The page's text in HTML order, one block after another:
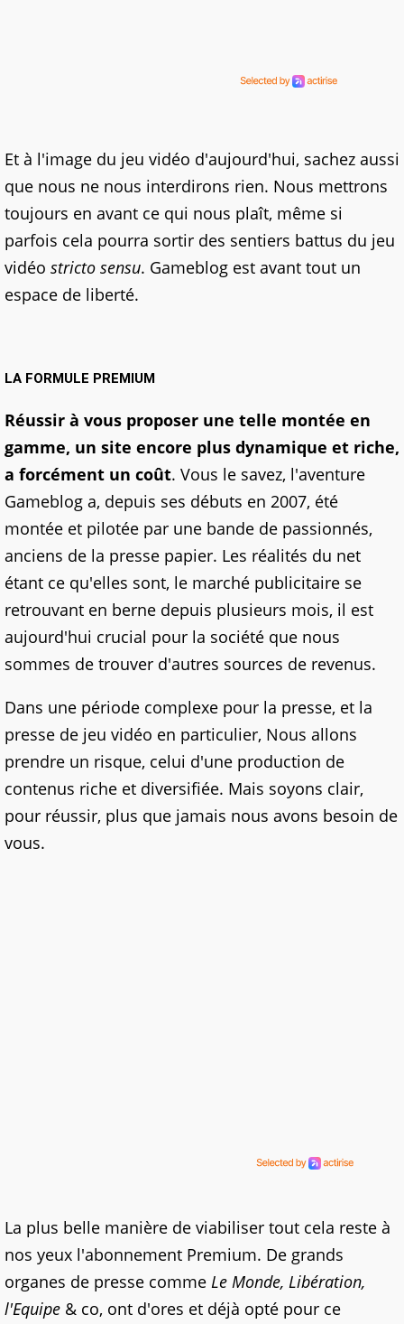
Et à l'image du jeu vidéo d'aujourd'hui, sachez aussi
que nous ne nous interdirons rien. Nous mettrons
toujours en avant ce qui nous plaît, même si
parfois cela pourra sortir des sentiers battus du jeu
vidéo stricto sensu. Gameblog est avant tout un
espace de liberté.
LA FORMULE PREMIUM
Réussir à vous proposer une telle montée en
gamme, un site encore plus dynamique et riche,
a forcément un coût. Vous le savez, l'aventure
Gameblog a, depuis ses débuts en 2007, été
montée et pilotée par une bande de passionnés,
anciens de la presse papier. Les réalités du net
étant ce qu'elles sont, le marché publicitaire se
retrouvant en berne depuis plusieurs mois, il est
aujourd'hui crucial pour la société que nous
sommes de trouver d'autres sources de revenus.
Dans une période complexe pour la presse, et la
presse de jeu vidéo en particulier, Nous allons
prendre un risque, celui d'une production de
contenus riche et diversifiée. Mais soyons clair,
pour réussir, plus que jamais nous avons besoin de
vous.
La plus belle manière de viabiliser tout cela reste à
nos yeux l'abonnement Premium. De grands
organes de presse comme Le Monde, Libération,
l'Equipe & co, ont d'ores et déjà opté pour ce